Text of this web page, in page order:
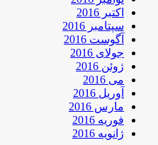
اکتبر 2016
سپتامبر 2016
آگوست 2016
جولای 2016
ژوئن 2016
می 2016
آوریل 2016
مارس 2016
فوریه 2016
ژانویه 2016